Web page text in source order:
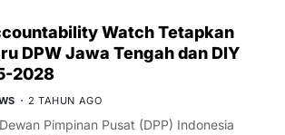
Watch Tetapkan
DPW Jawa Tengah dan DIY
2028
2 TAHUN AGO
Pimpinan Pusat (DPP) Indonesia